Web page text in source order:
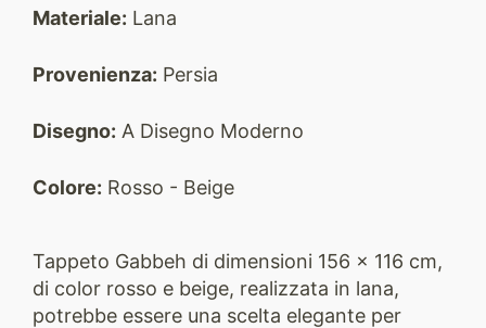
Materiale: Lana
Provenienza: Persia
Disegno: A Disegno Moderno
Colore: Rosso - Beige
Tappeto Gabbeh di dimensioni 156 x 116 cm,
di color rosso e beige, realizzata in lana,
potrebbe essere una scelta elegante per